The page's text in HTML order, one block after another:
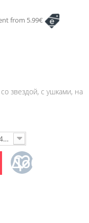
from 5.99€
звездой, с ушками, на
46
Добавить